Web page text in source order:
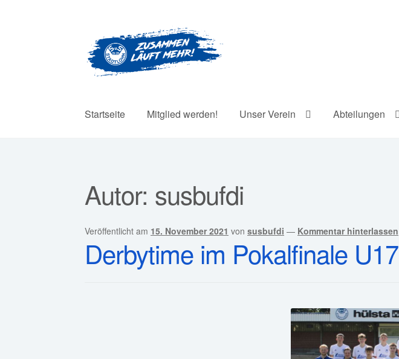
Navigation
springen
Inhalt
springen
Startseite Mitglied werden! Unser Verein Abteilungen
Autor: susbufdi
Veröffentlicht am 15. November 2021 vonsusbufdi — Kommentar hinterlassen
Derbytime im Pokalfinale U17